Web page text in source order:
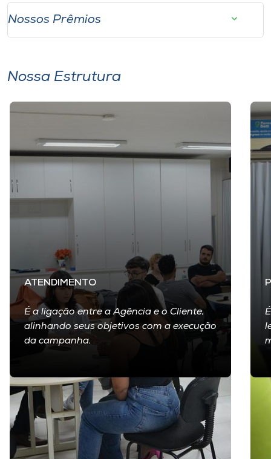
Nossos Prêmios
Nossa Estrutura
ATENDIMENTO
É a ligação entre a Agência e o Cliente,
alinhando seus objetivos com a execução
da campanha.